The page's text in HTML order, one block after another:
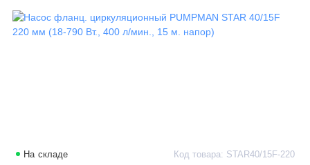
На складе Код товара: STAR40/15F-220